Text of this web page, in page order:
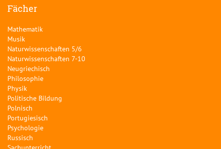
Fächer
Mathematik
Musik
Naturwissenschaften 5/6
Naturwissenschaften 7-10
Neugriechisch
Philosophie
Physik
Politische Bildung
Polnisch
Portugiesisch
Psychologie
Russisch